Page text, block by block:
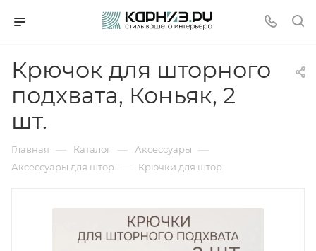
Крючок для шторного
подхвата, Коньяк, 2
шт.
Главная — Каталог — Аксессуары —
Аксессуары для штор — Крючки для штор